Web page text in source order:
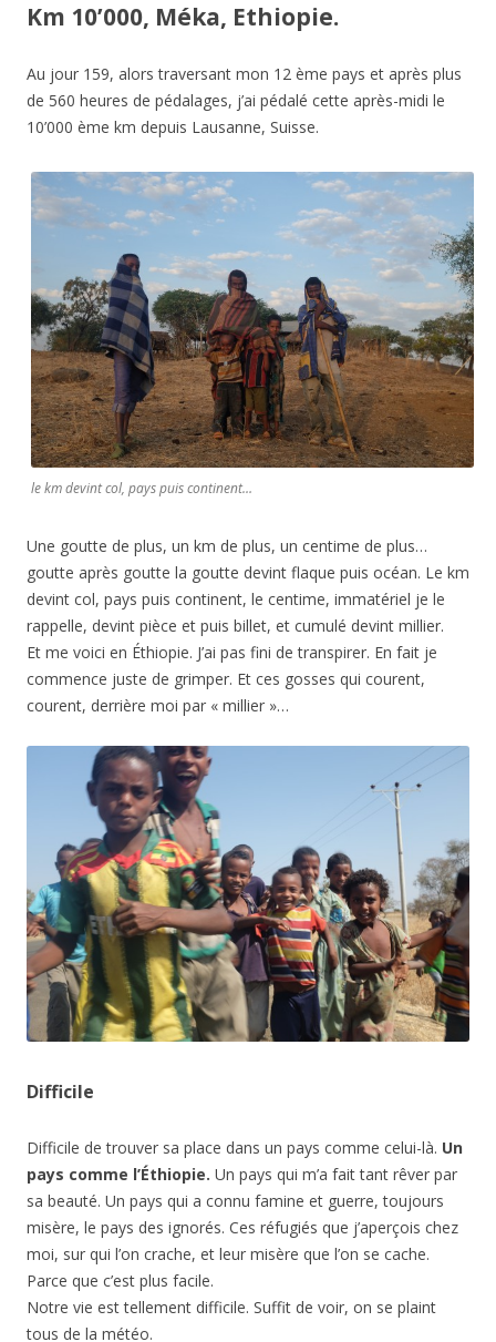
Km 10’000, Méka, Ethiopie.
Au jour 159, alors traversant mon 12 ème pays et après plus
de 560 heures de pédalages, j’ai pédalé cette après-midi le
10’000 ème km depuis Lausanne, Suisse.
le km devint col, pays puis continent…
Une goutte de plus, un km de plus, un centime de plus…
goutte après goutte la goutte devint flaque puis océan. Le km
devint col, pays puis continent, le centime, immatériel je le
rappelle, devint pièce et puis billet, et cumulé devint millier.
Et me voici en Éthiopie. J’ai pas fini de transpirer. En fait je
commence juste de grimper. Et ces gosses qui courent,
courent, derrière moi par « millier »…
Difficile
Difficile de trouver sa place dans un pays comme celui-là. Un
pays comme l’Éthiopie. Un pays qui m’a fait tant rêver par
sa beauté. Un pays qui a connu famine et guerre, toujours
misère, le pays des ignorés. Ces réfugiés que j’aperçois chez
moi, sur qui l’on crache, et leur misère que l’on se cache.
Parce que c’est plus facile.
Notre vie est tellement difficile. Suffit de voir, on se plaint
tous de la météo.